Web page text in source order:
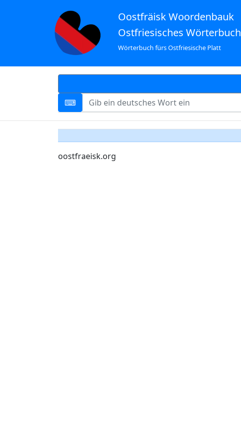
Oostfräisk Woordenbauk
Ostfriesisches Wörterbuch
Wörterbuch fürs Ostfriesische Platt
oostfraeisk.org